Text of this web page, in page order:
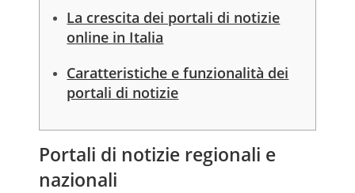
La crescita dei portali di notizie
online in Italia
Caratteristiche e funzionalità dei
portali di notizie
Portali di notizie regionali e
nazionali